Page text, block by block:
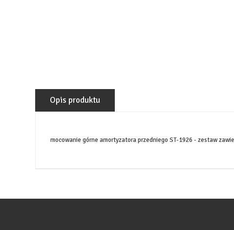
Opis produktu
mocowanie górne amortyzatora przedniego ST-1926 - zestaw